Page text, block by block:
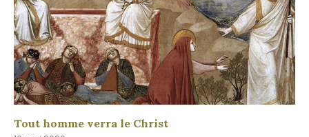
Tout homme verra le Christ